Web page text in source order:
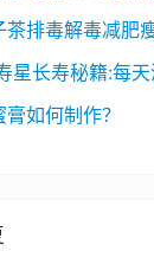
茶排毒解毒减肥
星长寿秘籍:每
如何制作？